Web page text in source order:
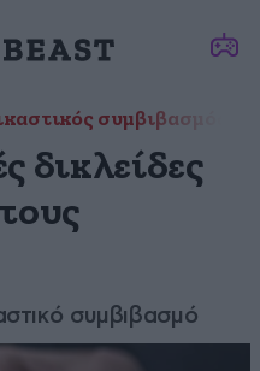
συμβιβασμός
δικλείδες
συμβιβασμό